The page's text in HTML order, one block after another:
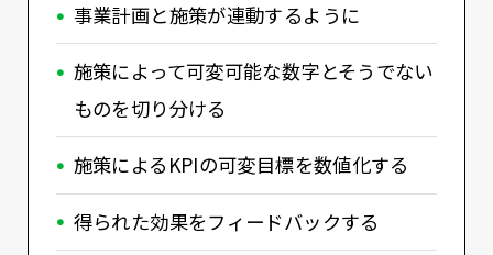
事業計画と施策が連動するように
施策によって可変可能な数字とそうでない
ものを切り分ける
施策によるKPIの可変目標を数値化する
得られた効果をフィードバックする